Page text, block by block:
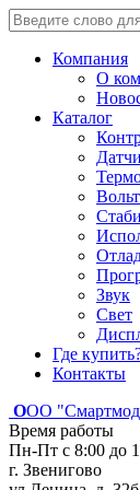
Компания
О
Каталог
Звук
Свет
Где
Контакты
ООО
Время работы
Пн-Пт с 8:00 до
г. Звенигово